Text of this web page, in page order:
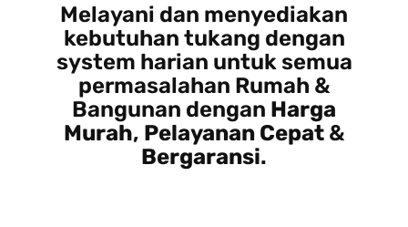
Melayani dan menyediakan
kebutuhan tukang dengan
system harian untuk semua
permasalahan Rumah &
Bangunan dengan Harga
Murah, Pelayanan Cepat&
Bergaransi.